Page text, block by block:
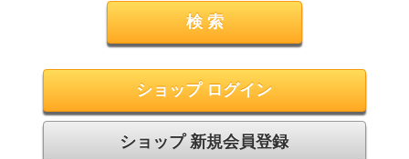
ショップ ログイン
ショップ 新規会員登録